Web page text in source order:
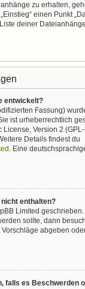
zu erhalten,
einen Punkt
deiner
entwickelt?
Fassung)
ist urheberrechtlich
Version 2
Details findest du
. Eine
enthalten?
Limited
sollte, dann
abgeben
falls es Beschwerden